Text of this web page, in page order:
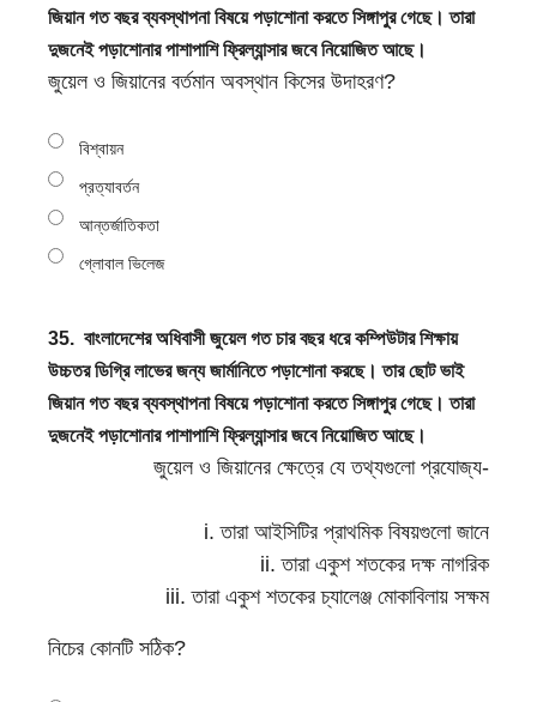
জিয়ান গত বছর ব্যবস্থাপনা বিষয়ে পড়াশোনা করতে সিঙ্গাপুর গেছে। তারা
দুজনেই পড়াশোনার পাশাপাশি ফ্রিল্যান্সার জবে নিয়োজিত আছে।
জুয়েল ও জিয়ানের বর্তমান অবস্থান কিসের উদাহরণ?
বিশ্বায়ন
প্রত্যাবর্তন
আন্তর্জাতিকতা
গ্লোবাল ভিলেজ
35. বাংলাদেশের অধিবাসী জুয়েল গত চার বছর ধরে কম্পিউটার শিক্ষায়
উচ্চতর ডিগ্রি লাভের জন্য জার্মানিতে পড়াশোনা করছে। তার ছোট ভাই
জিয়ান গত বছর ব্যবস্থাপনা বিষয়ে পড়াশোনা করতে সিঙ্গাপুর গেছে। তারা
দুজনেই পড়াশোনার পাশাপাশি ফ্রিল্যান্সার জবে নিয়োজিত আছে।
জুয়েলও জিয়ানের ক্ষেত্রে যে তথ্যগুলো প্রযোজ্য-
i. তারা আইসিটির প্রাথমিক বিষয়গুলো জানে
ii. তারা একুশ শতকের দক্ষ নাগরিক
iii. তারা একুশ শতকের চ্যালেঞ্জ মোকাবিলায় সক্ষম
নিচের কোনটি সঠিক?